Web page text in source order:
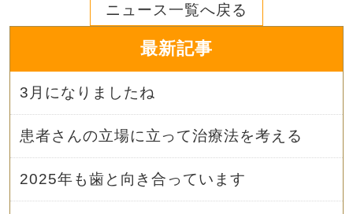
ニュース一覧へ戻る
最新記事
3月になりましたね
患者さんの立場に立って治療法を考える
2025年も歯と向き合っています